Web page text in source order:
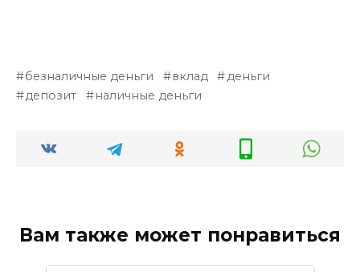
безналичные деньги вклад
деньги
депозит
наличные деньги
Вам также может понравиться